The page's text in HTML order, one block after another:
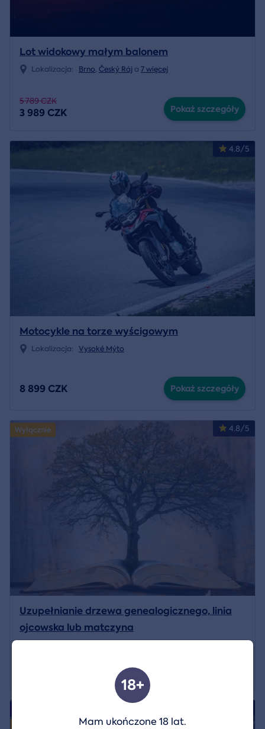
Lot widokowy małym balonem
Lokalizacja: Brno, Český Ráj a 7 więcej
5 789 CZK
3 989 CZK Pokaż szczegóły
4.8/5
Motocykle na torze wyścigowym
Lokalizacja: Vysoké Mýto
8 899 CZK Pokaż szczegóły
4.8/5
Wyłącznie
Uzupełnianie drzewa genealogicznego, linia
ojcowska lub matczyna
18+
Mam ukończone 18 lat.